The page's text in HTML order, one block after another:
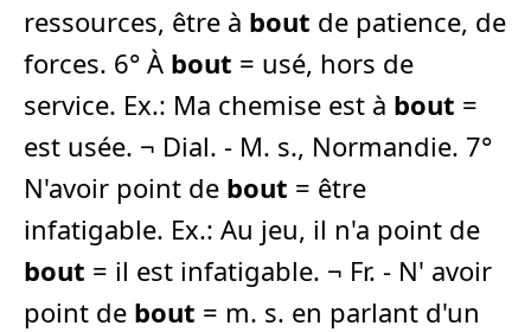
ressources, être à bout de patience, de
forces. 6° À bout = usé, hors de
service. Ex.: Ma chemise est à bout =
est usée. ¬ Dial. - M. s., Normandie. 7°
N'avoir point de bout = être
infatigable. Ex.: Au jeu, il n'a point de
bout = il est infatigable. ¬ Fr. - N' avoir
point de bout = m. s. en parlant d'un